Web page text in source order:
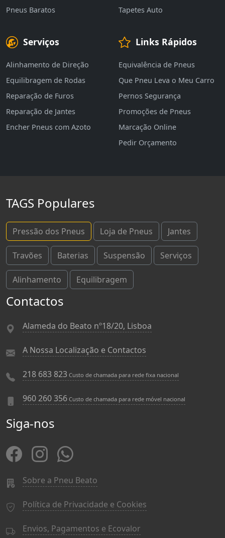
Pneus Baratos
Tapetes Auto
Serviços
Alinhamento de Direção
Equilibragem de Rodas
Reparação de Furos
Reparação de Jantes
Encher Pneus com Azoto
Links Rápidos
Equivalência de Pneus
Que Pneu Leva o Meu Carro
Pernos Segurança
Promoções de Pneus
Marcação Online
Pedir Orçamento
TAGS Populares
Pressão dos Pneus Loja de Pneus Jantes
Travões Baterias Suspensão Serviços
Alinhamento Equilibragem
Contactos
Alameda do Beato nº18/20, Lisboa
A Nossa Localização e Contactos
218 683 823 Custo de chamada para rede fixa nacional
960 260 356 Custo de chamada para rede móvel nacional
Siga-nos
Sobre a Pneu Beato
Política de Privacidade e Cookies
Envios, Pagamentos e Ecovalor